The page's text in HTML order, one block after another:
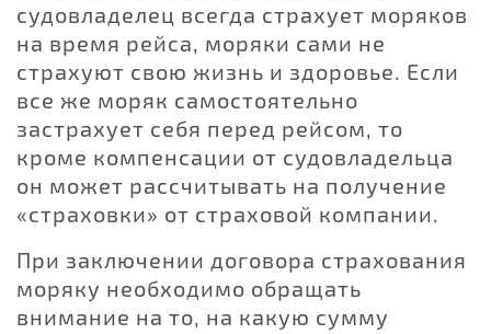
судовладелец всегда страхует моряков
на время рейса, моряки сами не
страхуют свою жизнь и здоровье. Если
все же моряк самостоятельно
застрахует себя перед рейсом, то
кроме компенсации от судовладельца
он может рассчитывать на получение
«страховки» от страховой компании.
При заключении договора страхования
моряку необходимо обращать
внимание на то, на какую сумму